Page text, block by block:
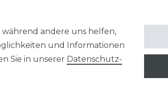
während andere uns helfen,
und Informationen
Sie in unserer Daten­schutz­